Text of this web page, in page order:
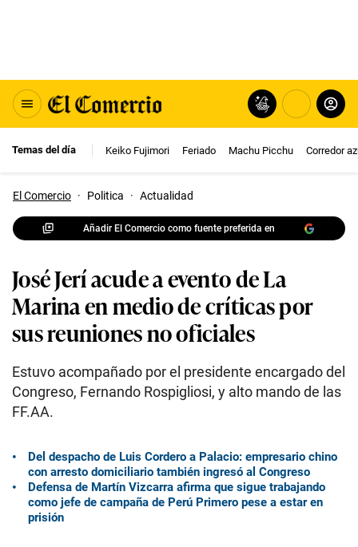
Temas del día Keiko Fujimori Feriado Machu Picchu Corredor
El Comercio · Politica · Actualidad
Añadir El Comercio como fuente preferida en
José Jerí acude a evento de La
Marina en medio de críticas por
sus reuniones no oficiales
Estuvo acompañado por el presidente encargado del
Congreso, Fernando Rospigliosi, y alto mando de las
FF.AA.
Del despacho de Luis Cordero a Palacio: empresario chino
con arresto domiciliario también ingresó al Congreso
Defensa de Martín Vizcarra afirma que sigue trabajando
como jefe de campaña de Perú Primero pese a estar en
prisión